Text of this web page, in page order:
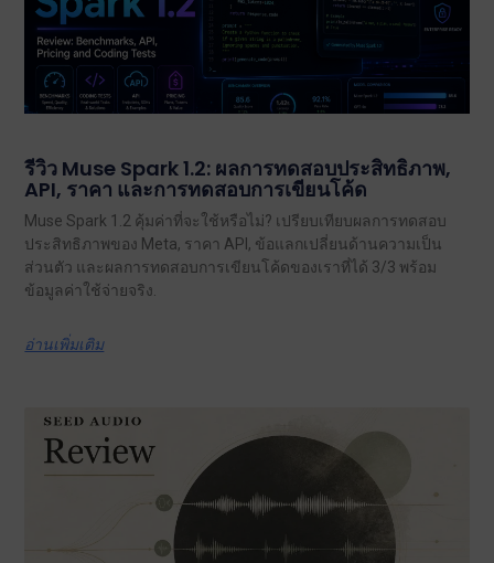
รีวิว Muse Spark 1.2: ผลการทดสอบประสิทธิภาพ,
API, ราคา และการทดสอบการเขียนโค้ด
Muse Spark 1.2 คุ้มค่าที่จะใช้หรือไม่? เปรียบเทียบผลการทดสอบ
ประสิทธิภาพของ Meta, ราคา API, ข้อแลกเปลี่ยนด้านความเป็น
ส่วนตัว และผลการทดสอบการเขียนโค้ดของเราที่ได้ 3/3 พร้อม
ข้อมูลค่าใช้จ่ายจริง.
อ่านเพิ่มเติม